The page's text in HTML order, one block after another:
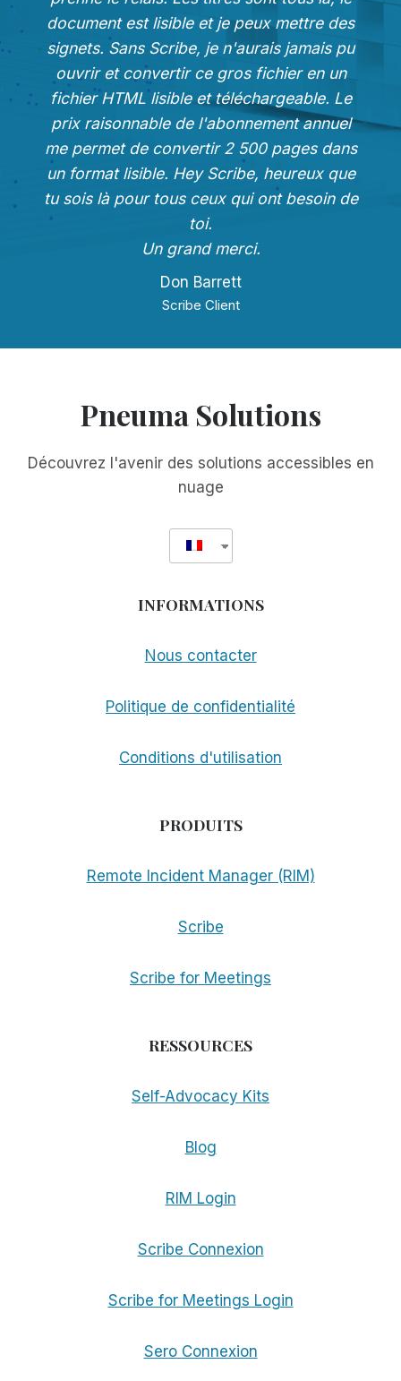
document est lisible et je peux mettre des
signets. Sans Scribe, je n'aurais jamais pu
ouvrir et convertir ce gros fichier en un
fichier HTML lisible et téléchargeable. Le
prix raisonnable de l'abonnement annuel
me permet de convertir 2 500 pages dans
un format lisible. Hey Scribe, heureux que
tu sois là pour tous ceux qui ont besoin de
toi.
Un grand merci.
Don Barrett
Scribe Client
Pneuma Solutions
Découvrez l'avenir des solutions accessibles en
nuage
INFORMATIONS
Nous contacter
Politique de confidentialité
Conditions d'utilisation
PRODUITS
Remote Incident Manager (RIM)
Scribe
Scribe for Meetings
RESSOURCES
Self-Advocacy Kits
Blog
RIM Login
Scribe Connexion
Scribe for Meetings Login
Sero Connexion